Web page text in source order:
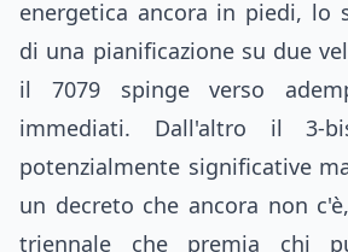
energetica ancora in piedi, lo
di una pianificazione su due
il 7079 spinge verso
immediati. Dall'altro il 3-
potenzialmente significative
un decreto che ancora non
triennale che premia chi